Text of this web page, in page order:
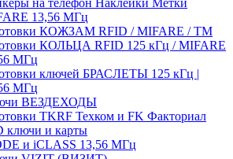
на телефон Наклейки Метки
13,56 МГц
КОЖЗАМ RFID / MIFARE / TM
КОЛЬЦА RFID 125 кГц / MIFARE
МГц
ключей БРАСЛЕТЫ 125 кГц |
МГц
ВЕЗДЕХОДЫ
TKRF Техком и FK Факториал
ключи и карты
и iCLASS 13,56 МГц